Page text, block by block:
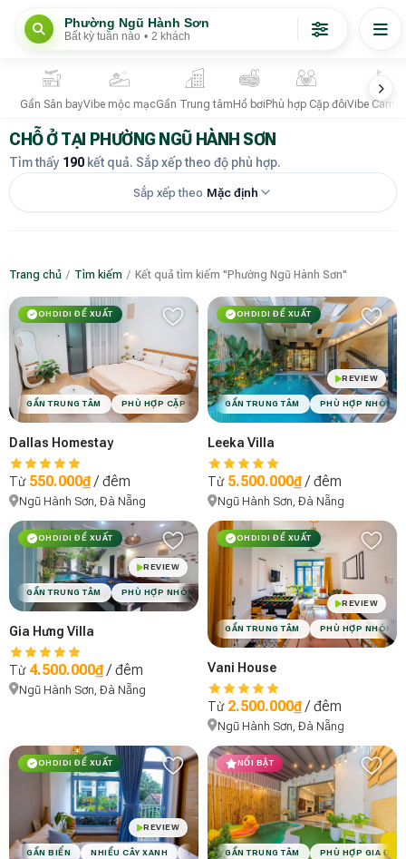
Phường Ngũ Hành Sơn
Bất kỳ tuần nào • 2 khách
Gần Sân bayVibe mộc mạcGần Trung tâm Hồ bơi Phù hợp Cặp đôiVibe
CHỖ Ở TẠI PHƯỜNG NGŨ HÀNH SƠN
Tìm thấy 190 kết quả. Sắp xếp theo độ phù hợp.
Sắp xếp theo Mặc định
Trang chủ / Tìm kiếm / Kết quả tìm kiếm "Phường Ngũ Hành Sơn"
OHDIDI ĐỀ XUẤT
GẦN TRUNG TÂM PHÙ HỢP CẶP ĐÔI VIBE COZY
Dallas Homestay
Từ 550.000₫/ đêm
Ngũ Hành Sơn, Đà Nẵng
OHDIDI ĐỀ XUẤT
REVIEW
GẦN TRUNG TÂM PHÙ HỢP NHÓM
Leeka Villa
Từ 5.500.000₫/ đêm
Ngũ Hành Sơn, Đà Nẵng
OHDIDI ĐỀ XUẤT
REVIEW
GẦN TRUNG TÂM PHÙ HỢP NHÓM BẠN HỒ BƠI BBQ VIBE TROPICAL
Gia Hưng Villa
Từ 4.500.000₫/ đêm
Ngũ Hành Sơn, Đà Nẵng
OHDIDI ĐỀ XUẤT
REVIEW
GẦN TRUNG TÂM PHÙ HỢP NHÓM
Vani House
Từ 2.500.000₫/ đêm
Ngũ Hành Sơn, Đà Nẵng
OHDIDI ĐỀ XUẤT
REVIEW
GẦN BIỂN NHIỀU CÂY XANH PHÙ HỢP CẶP ĐÔI PHÙ HỢP GIA ĐÌNH
NỔI BẬT
GẦN TRUNG TÂM PHÙ HỢP GIA ĐÌNH